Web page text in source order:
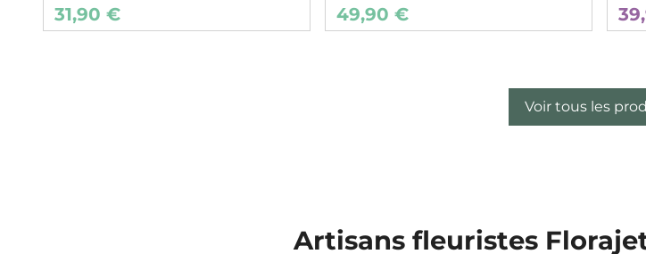
31,90 € 49,90 €
Voir tous les
Artisans fleuristes